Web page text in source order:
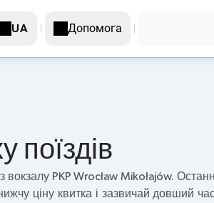
UA Допомога
поїздів
з вокзалу PKP Wrocław Mikołajów.
ціну квитка і зазвичай довший